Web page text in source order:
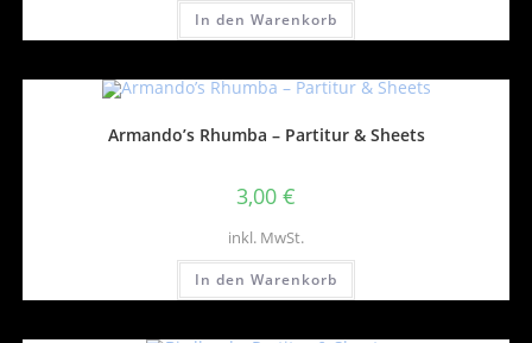
In den Warenkorb
Armando’s Rhumba – Partitur & Sheets
3,00 €
inkl. MwSt.
In den Warenkorb